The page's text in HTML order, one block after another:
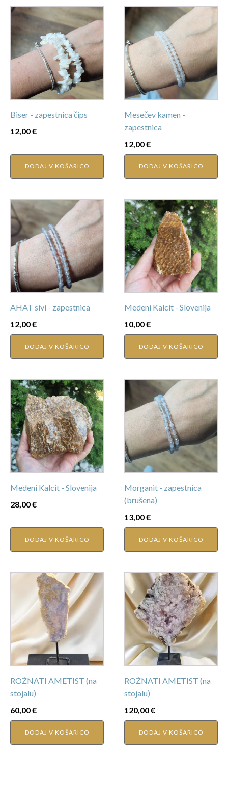
Biser - zapestnica čips
12,00€
DODAJ V KOŠARICO
Mesečev kamen -
zapestnica
12,00€
DODAJ V KOŠARICO
AHAT sivi - zapestnica
12,00€
DODAJ V KOŠARICO
Medeni Kalcit - Slovenija
10,00€
DODAJ V KOŠARICO
Medeni Kalcit - Slovenija
28,00€
DODAJ V KOŠARICO
Morganit - zapestnica
(brušena)
13,00€
DODAJ V KOŠARICO
ROŽNATI AMETIST (na
stojalu)
60,00€
DODAJ V KOŠARICO
ROŽNATI AMETIST (na
stojalu)
120,00€
DODAJ V KOŠARICO